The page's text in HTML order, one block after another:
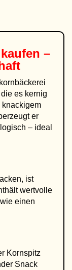
–
es kernig
knackigem
er
– ideal
ist
wertvolle
einen
Kornspitz
Snack